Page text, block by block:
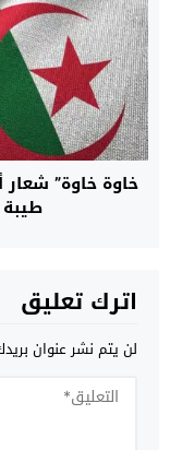
خاوة خاوة” شعار
اترك تعليق
لن يتم نشر عنوان